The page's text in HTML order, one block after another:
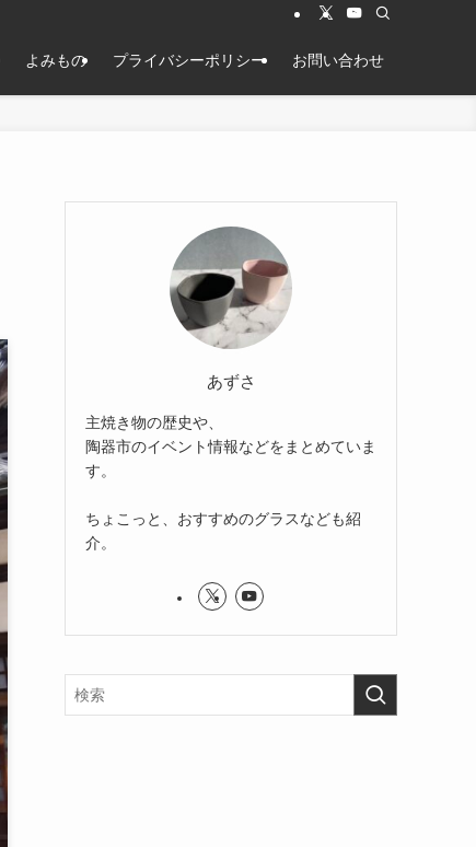
よみもの プライバシーポリシー お問い合わせ
あずさ
主焼き物の歴史や、
陶器市のイベント情報などをまとめていま
す。
ちょこっと、おすすめのグラスなども紹
介。